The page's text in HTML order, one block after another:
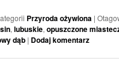
Przyroda ożywiona |
,lubuskie,opuszczone
dąb | Dodaj komentarz